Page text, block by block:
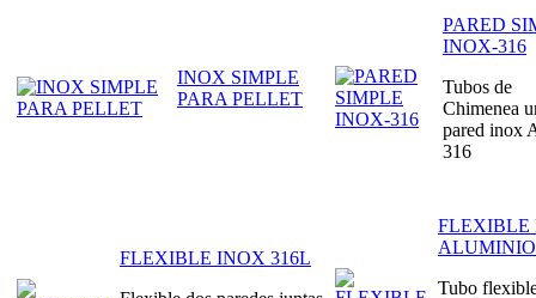
INOX SIMPLE
PARA PELLET
PARED
INOX-316
Tubos de
Chimenea
pared inox
316
FLEXIBLE INOX 316L
FLEXIBLE
ALUMINIO
Tubo